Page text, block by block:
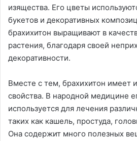
изящества. Его цветы
букетов и декоративных
брахихитон выращивают в
растения, благодаря своей
декоративности.
Вместе с тем, брахихитон имеет
свойства. В народной медицине
используется для лечения
таких как кашель, простуда,
Она содержит много полезных